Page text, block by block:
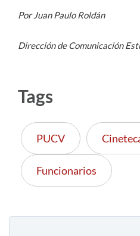
Por Juan Paulo Roldán
Dirección de Comunicación
Tags
PUCV
Funcionarios